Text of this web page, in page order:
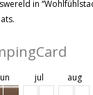
in
jul aug